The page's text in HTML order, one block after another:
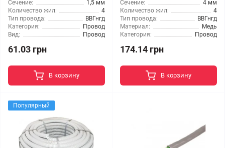
Сечение:
1,5 мм
Количество жил:
4
Тип провода:
ВВГнгд
Категория:
Провод
Вид:
Провод
61.03 грн
В корзину
Сечение:
4 мм
Количество жил:
4
Тип провода:
ВВГнгд
Материал:
Медь
Категория:
Провод
174.14 грн
В корзину
Популярный